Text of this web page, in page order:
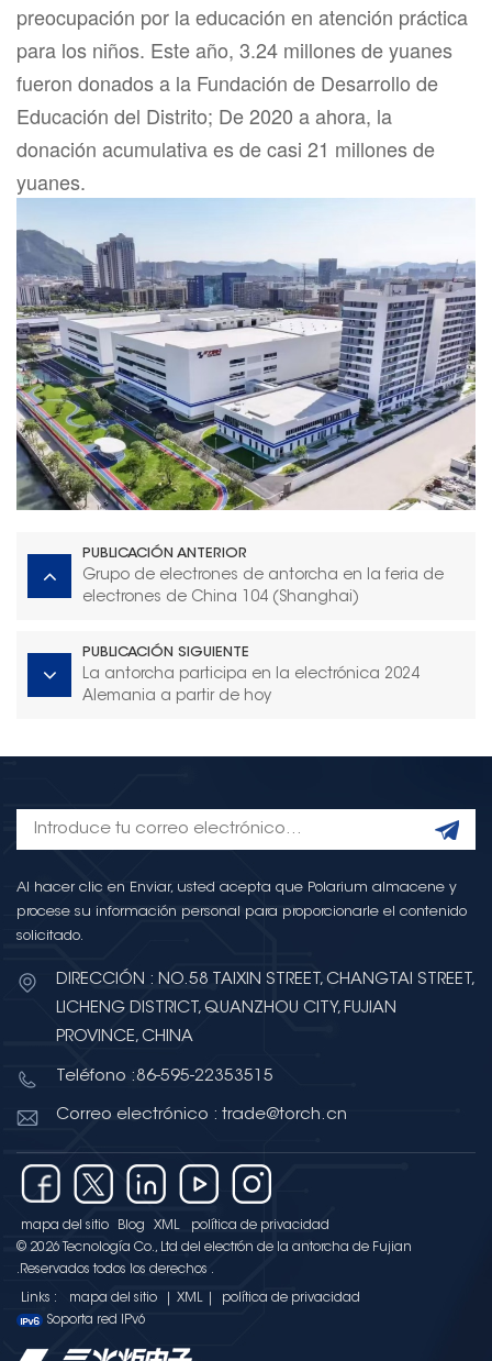
preocupación por la educación en atención práctica
para los niños. Este año, 3.24 millones de yuanes
fueron donados a la Fundación de Desarrollo de
Educación del Distrito; De 2020 a ahora, la
donación acumulativa es de casi 21 millones de
yuanes.
PUBLICACIÓN ANTERIOR
Grupo de electrones de antorcha en la feria de
electrones de China 104 (Shanghai)
PUBLICACIÓN SIGUIENTE
La antorcha participa en la electrónica 2024
Alemania a partir de hoy
Al hacer clic en Enviar, usted acepta que Polarium almacene y
procese su información personal para proporcionarle el contenido
solicitado.
DIRECCIÓN : NO.58 TAIXIN STREET, CHANGTAI STREET,
LICHENG DISTRICT, QUANZHOU CITY, FUJIAN
PROVINCE, CHINA
Teléfono :86-595-22353515
Correo electrónico : trade@torch.cn
mapa del sitio Blog XML
política de privacidad
© 2026 Tecnología Co., Ltd del electrón de la antorcha de Fujian
.Reservados todos los derechos .
Links : mapa del sitio XML
política de privacidad
Soporta red IPv6